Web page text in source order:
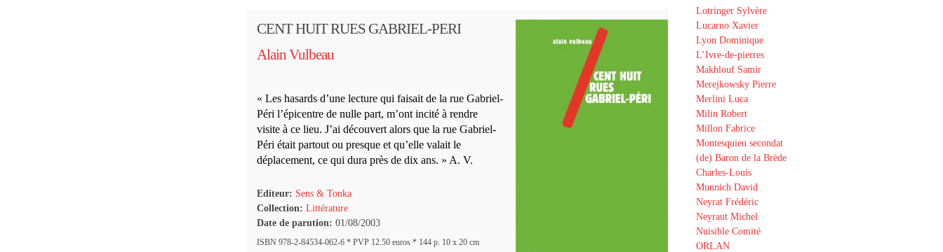
CENT HUIT RUES GABRIEL-PERI
Alain Vulbeau
« Les hasards d’une lecture qui faisait de la rue Gabriel-
Péri l’épicentre de nulle part, m’ont incité à rendre
visite à ce lieu. J’ai découvert alors que la rue Gabriel-
Péri était partout ou presque et qu’elle valait le
déplacement, ce qui dura près de dix ans. » A. V.
Editeur: Sens & Tonka
Collection: Littérature
Date de parution: 01/08/2003
ISBN 978-2-84534-062-6 * PVP 12.50 euros * 144 p. 10 x 20 cm
Lotringer Sylvère
Lucarno Xavier
Lyon Dominique
L’Ivre-de-pierres
Makhlouf Samir
Merejkowsky Pierre
Merlini Luca
Milin Robert
Millon Fabrice
Montesquieu secondat
(de) Baron de la Brède
Charles-Louis
Munnich David
Neyrat Frédéric
Neyraut Michel
Nuisible Comité
ORLAN